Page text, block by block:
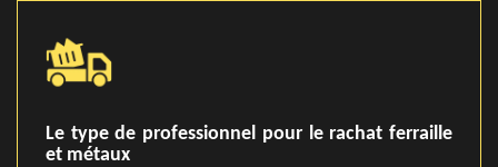
Le type de professionnel pour le rachat ferraille
et métaux